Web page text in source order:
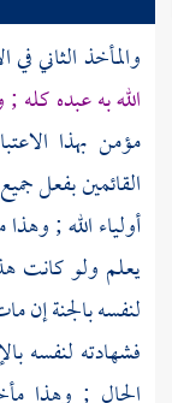
والمأخذ الثاني في
الله به عبده
مؤمن بهذا
القائمين بفعل
أولياء الله ;
يعلم ولو كانت
لنفسه بالجنة إن
فشهادته لنفسه